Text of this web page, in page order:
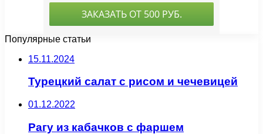
Популярные статьи
15.11.2024
Турецкий салат с рисом и чечевицей
01.12.2022
Рагу из кабачков с фаршем